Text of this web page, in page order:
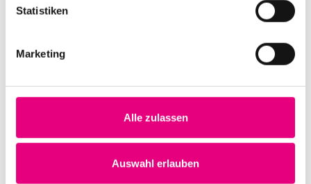
Statistiken
Marketing
Alle zulassen
Auswahl erlauben
Nightmares on Wax